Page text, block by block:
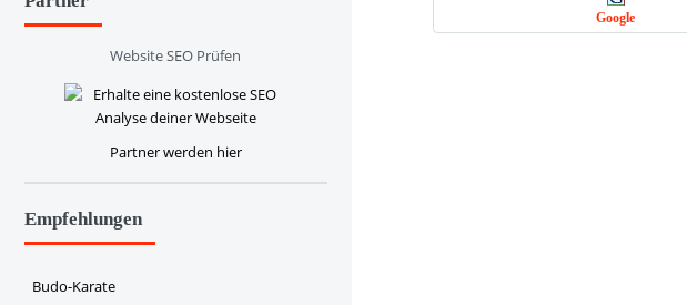
Google
Website SEO Prüfen
Partner werden hier
Empfehlungen
Budo-Karate